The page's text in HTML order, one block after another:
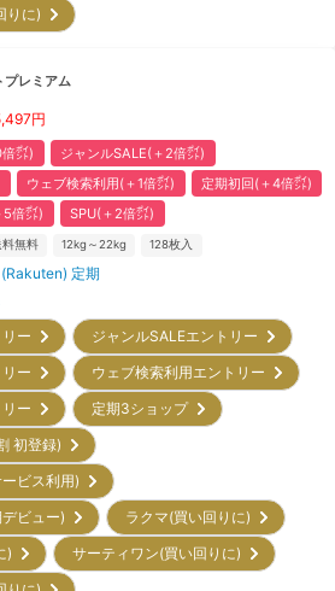
りに)
プレミアム
円
㌽)
ジャンルSALE(＋2倍㌽)
ウェブ検索利用(＋1倍㌽)
定期初回(＋4倍㌽)
5倍㌽)
SPU(＋2倍㌽)
料無料 12kg～22kg 128枚入
定期
リー
ジャンルSALEエントリー
リー
ウェブ検索利用エントリー
リー
定期3ショップ
初登録)
ービス利用)
デビュー)
ラクマ(買い回りに)
)
サーティワン(買い回りに)